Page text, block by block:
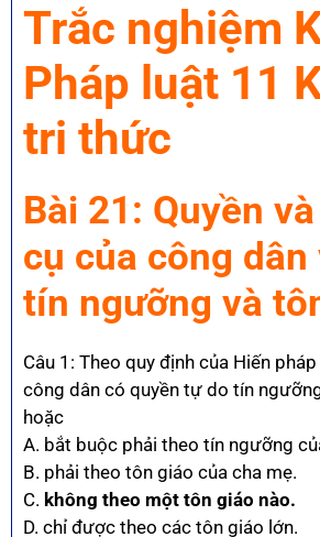
Trắc nghiệm
Pháp luật 11
tri thức
Bài 21: Quyền
cụ của công
tín ngưỡng và
Câu 1: Theo quy định của Hiến
công dân có quyền tự do tín
hoặc
A. bắt buộc phải theo tín ngưỡng
B. phải theo tôn giáo của cha mẹ.
C. không theo một tôn giáo nào.
D. chỉ được theo các tôn giáo lớn.